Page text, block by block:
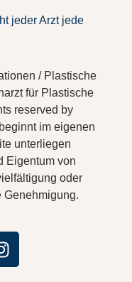
jeder Arzt jede
/ Plastische
für Plastische
reserved by
im eigenen
unterliegen
Eigentum von
oder
Genehmigung.